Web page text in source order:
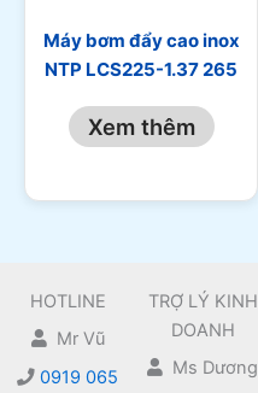
Máy bơm đẩy cao inox
NTP LCS225-1.37 265
Xem thêm
HOTLINE
Mr Vũ
0919 065
TRỢ LÝ KINH
DOANH
Ms Dương